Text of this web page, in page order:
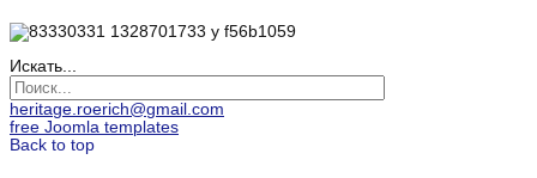
Искать...
heritage.roerich@gmail.com
free Joomla templates
Back to top